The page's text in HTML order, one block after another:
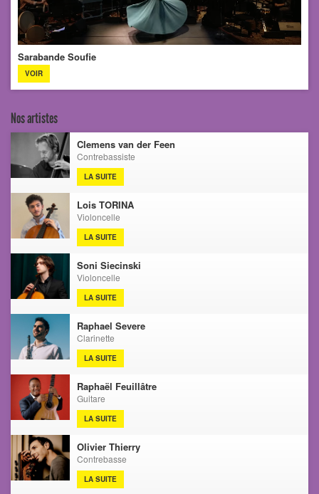
Sarabande Soufie
VOIR
Nos artistes
Clemens van der Feen
Contrebassiste
LA SUITE
Lois TORINA
Violoncelle
LA SUITE
Soni Siecinski
Violoncelle
LA SUITE
Raphael Severe
Clarinette
LA SUITE
Raphaël Feuillâtre
Guitare
LA SUITE
Olivier Thierry
Contrebasse
LA SUITE